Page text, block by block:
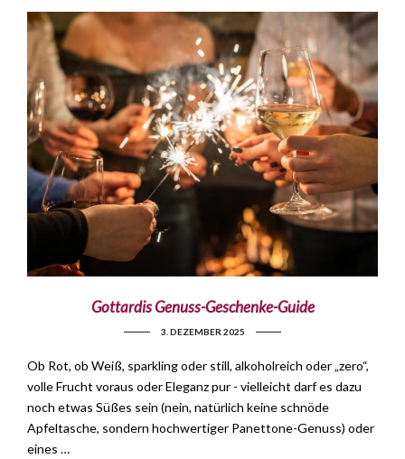
Gottardis Genuss-Geschenke-Guide
3. DEZEMBER 2025
Ob Rot, ob Weiß, sparkling oder still, alkoholreich oder „zero“,
volle Frucht voraus oder Eleganz pur - vielleicht darf es dazu
noch etwas Süßes sein (nein, natürlich keine schnöde
Apfeltasche, sondern hochwertiger Panettone-Genuss) oder
eines …